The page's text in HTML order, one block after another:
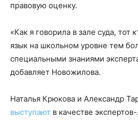
правовую оценку.
«Как я говорила в зале суда, тот
язык на школьном уровне тем
специальными знаниями
добавляет Новожилова.
Наталья Крюкова и Александр
выступают в качестве